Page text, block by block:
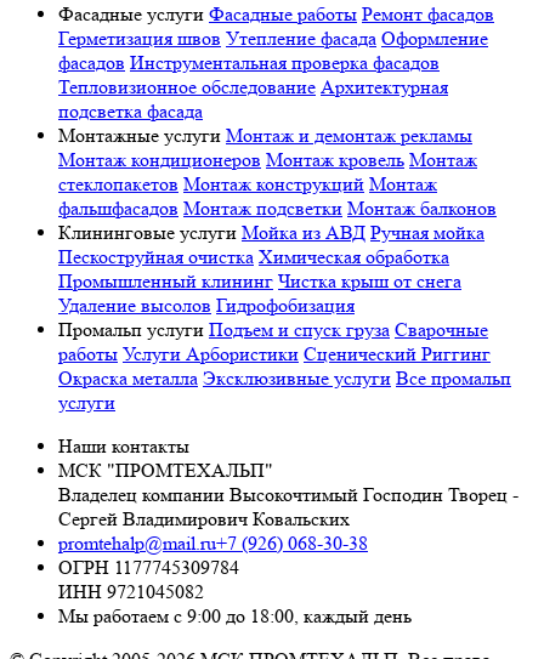
Фасадные услуги Фасадные работы Ремонт фасадов
Герметизация швов Утепление фасада Оформление
фасадов Инструментальная проверка фасадов
Тепловизионное обследование Архитектурная
подсветка фасада
Монтажные услуги Монтаж и демонтаж рекламы
Монтаж кондиционеров Монтаж кровель Монтаж
стеклопакетов Монтаж конструкций Монтаж
фальшфасадов Монтаж подсветки Монтаж балконов
Клининговые услуги Мойка из АВД Ручная мойка
Пескоструйная очистка Химическая обработка
Промышленный клининг Чистка крыш от снега
Удаление высолов Гидрофобизация
Промальп услуги Подъем и спуск груза Сварочные
работы Услуги Арбористики Сценический Риггинг
Окраска металла Эксклюзивные услуги Все промальп
услуги
Наши контакты
МСК "ПРОМТЕХАЛЬП"
Владелец компании Высокочтимый Господин Творец -
Сергей Владимирович Ковальских
promtehalp@mail.ru+7 (926) 068-30-38
ОГРН 1177745309784
ИНН 9721045082
Мы работаем с 9:00 до 18:00, каждый день